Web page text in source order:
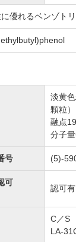
優れるベンゾトリ
淡黄
顆粒）
融点
分子
号 (5)-
可
認可有
C／S
LA-